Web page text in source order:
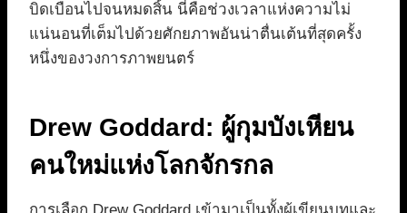
บิดเบือนไปจนหมดสิ้น นี่คือช่วงเวลาแห่งความไม่
แน่นอนที่เต็มไปด้วยศักยภาพอันน่าตื่นเต้นที่สุดครั้ง
หนึ่งของวงการภาพยนตร์
Drew Goddard: ผู้กุมบังเหียน
คนใหม่แห่งโลกจักรกล